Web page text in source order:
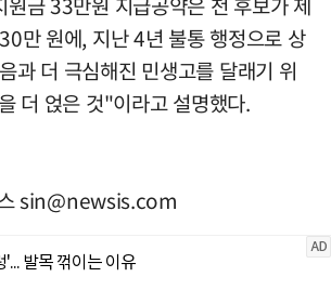
만 원에, 지난 4년 불통 행정으로 상
과 더 극심해진 민생고를 달래기 위
더 얹은 것"이라고 설명했다.
sin@newsis.com